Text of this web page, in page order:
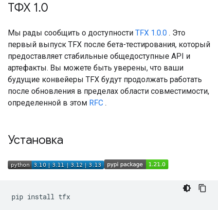
ТФХ 1.0
Мы рады сообщить о доступности TFX 1.0.0 . Это
первый выпуск TFX после бета-тестирования, который
предоставляет стабильные общедоступные API и
артефакты. Вы можете быть уверены, что ваши
будущие конвейеры TFX будут продолжать работать
после обновления в пределах области совместимости,
определенной в этом RFC .
Установка
pip install